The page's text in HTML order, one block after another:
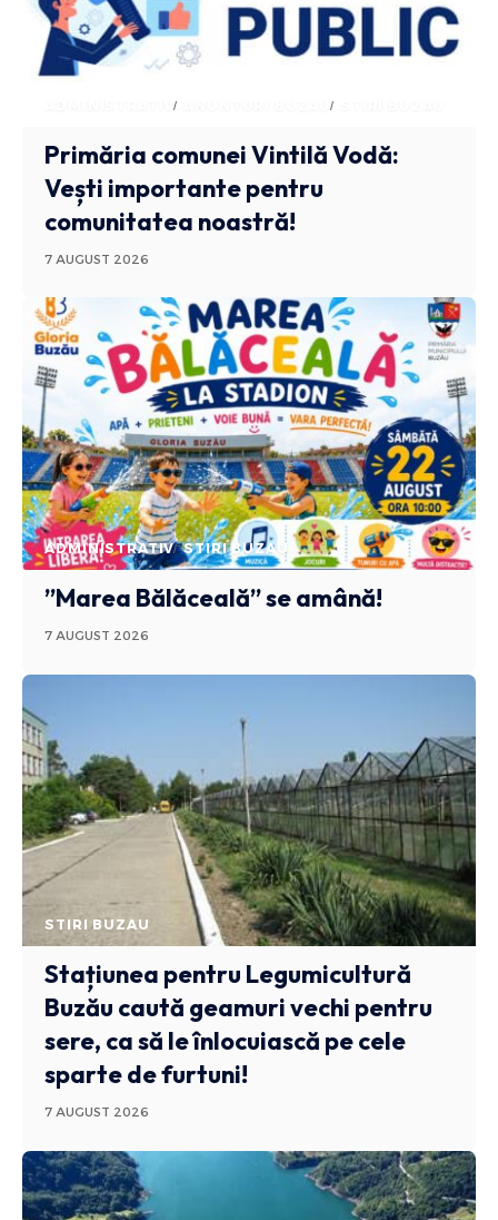
ADMINISTRATIV ANUNTURI BUZAU
Primăria comunei Vintilă Vodă:
Vești importante pentru
comunitatea noastră!
7 AUGUST 2026
ADMINISTRATIV STIRI BUZAU
”Marea Bălăceală” se amână!
7 AUGUST 2026
STIRI BUZAU
Stațiunea pentru Legumicultură
Buzău caută geamuri vechi pentru
sere, ca să le înlocuiască pe cele
sparte de furtuni!
7 AUGUST 2026